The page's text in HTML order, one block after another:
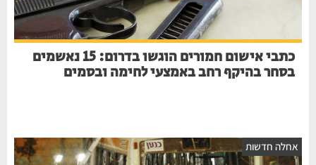
כתבי אישום חמורים הוגשו בדרום: 15 נאשמים
בסחר בהיקף רחב באמצעי לחימה ובסמים
אחלה חדשות